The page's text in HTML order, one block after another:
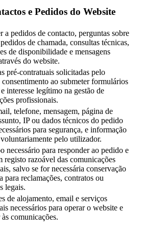
e Pedidos do Website
a pedidos de contacto, perguntas sobre
de chamada, consultas técnicas,
de disponibilidade e mensagens
do website.
pré-contratuais solicitadas pelo
ao submeter formulários
interesse legítimo na gestão de
profissionais.
telefone, mensagem, página de
IP ou dados técnicos do pedido
para segurança, e informação
pelo utilizador.
necessário para responder ao pedido e
registo razoável das comunicações
salvo se for necessária conservação
para reclamações, contratos ou
legais.
de alojamento, email e serviços
necessários para operar o website e
comunicações.